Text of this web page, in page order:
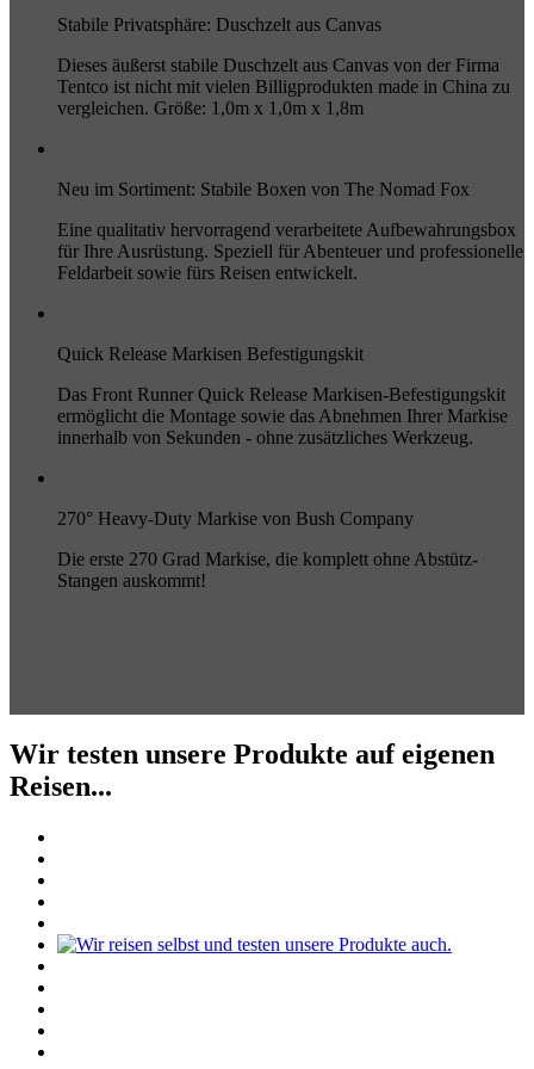
Stabile Privatsphäre: Duschzelt aus Canvas
Dieses äußerst stabile Duschzelt aus Canvas von der Firma
Tentco ist nicht mit vielen Billigprodukten made in China zu
vergleichen. Größe: 1,0m x 1,0m x 1,8m
Neu im Sortiment: Stabile Boxen von The Nomad Fox
Eine qualitativ hervorragend verarbeitete Aufbewahrungsbox
für Ihre Ausrüstung. Speziell für Abenteuer und professionelle
Feldarbeit sowie fürs Reisen entwickelt.
Quick Release Markisen Befestigungskit
Das Front Runner Quick Release Markisen-Befestigungskit
ermöglicht die Montage sowie das Abnehmen Ihrer Markise
innerhalb von Sekunden - ohne zusätzliches Werkzeug.
270° Heavy-Duty Markise von Bush Company
Die erste 270 Grad Markise, die komplett ohne Abstütz-
Stangen auskommt!
Wir testen unsere Produkte auf eigenen
Reisen...